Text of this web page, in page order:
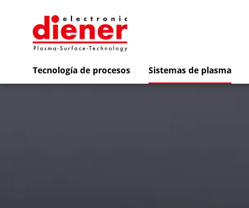
Tecnología de procesos Sistemas de plasma